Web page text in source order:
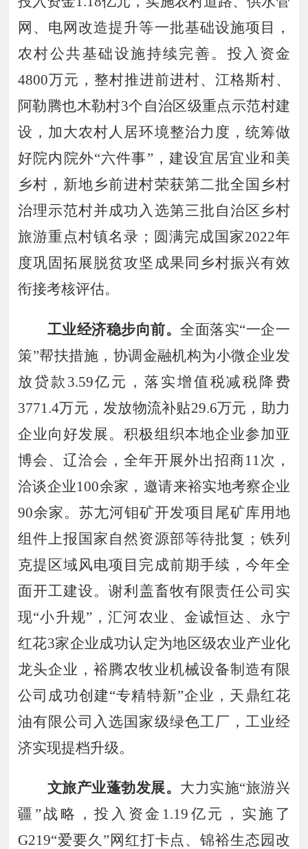
网、电网改造提升等一批基础设施项目，
农村公共基础设施持续完善。投入资金
4800万元，整村推进前进村、江格斯村、
阿勒腾也木勒村3个自治区级重点示范村建
设，加大农村人居环境整治力度，统筹做
好院内院外“六件事”， 建设宜居宜业和美
乡村 ，新地乡前进村荣获第二批全国乡村
治理示范村并成功入选第三批自治区乡村
旅游重点村镇名录；圆满完成国家2022年
度巩固拓展脱贫攻坚成果同乡村振兴有效
衔接考核评估。
工业经济稳步向前。全面落实“一企一
策”帮扶措施，协调金融机构为小微企业发
放贷款 3.59亿元，落实增值税减税降费
3771 .4万元，发放物流补贴29.6万元，助力
企业向好发展。积极组织本地企业参加亚
博会、辽洽会，全年开展外出招商11 次，
洽谈企业100余家，邀请来裕实地考察企业
90余家。苏尢河钼矿开发项目尾矿库用地
组件上报国家自然资源部等待批复；铁列
克提区域风电项目完成前期手续，今年全
面开工建设。谢利盖畜牧有限责任公司实
现“小升规”，汇河农业、金诚恒达、永宁
红花3家企业成功认定为地区级农业产业化
龙头企业，裕腾农牧业机械设备制造有限
公司成功创建“专精特新”企业，天鼎红花
油有限公司入选国家级绿色工厂，工业经
济实现提档升级。
文旅产业蓬勃发展。 大力实施“旅游兴
疆”战略，投入资金 1 .19 亿元，实施了
G219“爱要久”网红打卡点、锦裕生态园改